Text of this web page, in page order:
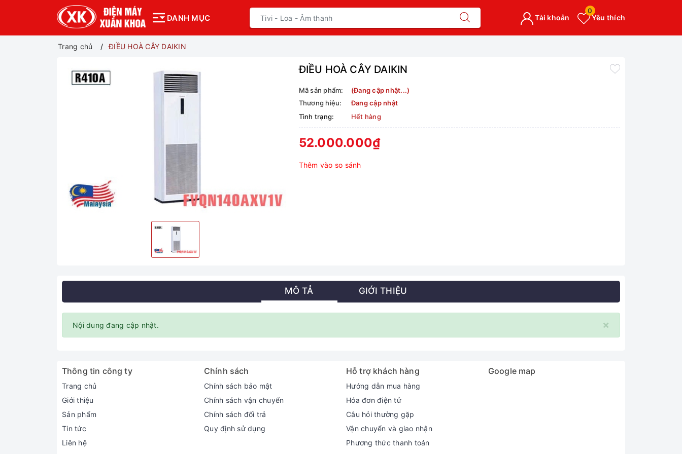
DANH MỤC Yêu thích
0
Tài khoản
Trang chủ ĐIỀU HOÀ CÂY DAIKIN
ĐIỀU HOÀ CÂY DAIKIN
Mã sản phẩm:
(Đang cập nhật...)
Thương hiệu:
Đang cập nhật
Tình trạng:
Hết hàng
52.000.000₫
Thêm vào so sánh
MÔ TẢ GIỚI THIỆU
×
Nội dung đang cập nhật.
Thông tin công ty
Trang chủ
Giới thiệu
Sản phẩm
Tin tức
Liên hệ
Chính sách
Chính sách bảo mật
Chính sách vận chuyển
Chính sách đổi trả
Quy định sử dụng
Hỗ trợ khách hàng
Hướng dẫn mua hàng
Hóa đơn điện tử
Câu hỏi thường gặp
Vận chuyển và giao nhận
Phương thức thanh toán
Google map